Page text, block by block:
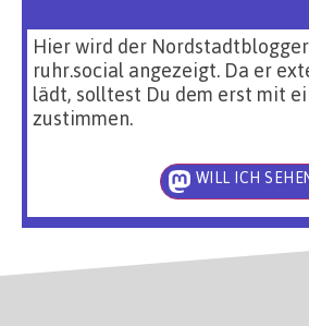
Hier wird der
ruhr.social angezeigt. Da er
lädt, solltest Du dem erst mit
zustimmen.
WILL ICH